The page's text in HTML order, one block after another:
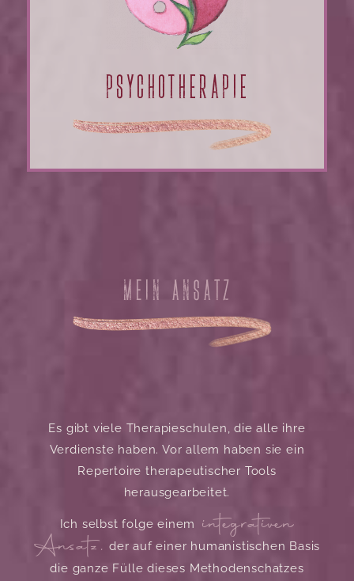
PSYCHOTHERAPIE
MEIN ANSATZ
Es gibt viele Therapieschulen, die alle ihre
Verdienste haben. Vor allem haben sie ein
Repertoire therapeutischer Tools
herausgearbeitet.
Ich selbst folge einemintegrativen
Ansatz, der auf einer humanistischen Basis
die ganze Fülle dieses Methodenschatzes